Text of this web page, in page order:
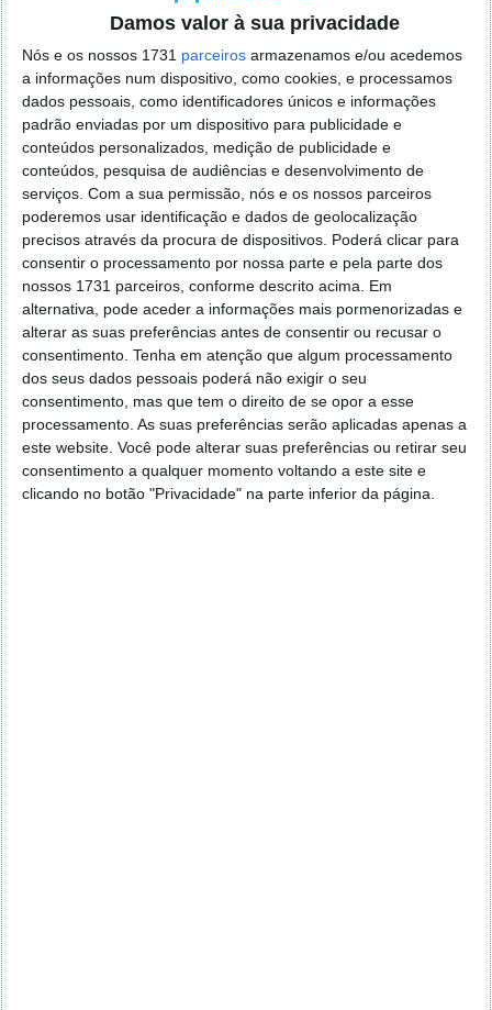
Damos valor à sua privacidade
Nós e os nossos 1731 parceiros armazenamos e/ou acedemos
a informações num dispositivo, como cookies, e processamos
dados pessoais, como identificadores únicos e informações
padrão enviadas por um dispositivo para publicidade e
conteúdos personalizados, medição de publicidade e
conteúdos, pesquisa de audiências e desenvolvimento de
serviços. Com a sua permissão, nós e os nossos parceiros
poderemos usar identificação e dados de geolocalização
precisos através da procura de dispositivos. Poderá clicar para
consentir o processamento por nossa parte e pela parte dos
nossos 1731 parceiros, conforme descrito acima. Em
alternativa, pode aceder a informações mais pormenorizadas e
alterar as suas preferências antes de consentir ou recusar o
consentimento. Tenha em atenção que algum processamento
dos seus dados pessoais poderá não exigir o seu
consentimento, mas que tem o direito de se opor a esse
processamento. As suas preferências serão aplicadas apenas a
este website. Você pode alterar suas preferências ou retirar seu
consentimento a qualquer momento voltando a este site e
clicando no botão "Privacidade" na parte inferior da página.
localizaçao referida n se encontra la nada k me permita por
o firefox como browser predefenido
Ja percorri o painel
de control tudo e nada. Tou a comecar a desesperar, ate ja
tentei apagar o explorer na tentativa de forçar o uso do
firefox mas em vao. Kaso te lembres de outra dica fico
agradecido, caso contrario obrigado a mesma
Responder
Vítor M.
7 de Novembro de 2005 às 01:39
@Reporter
Desculpa mas o link funciona. Seja como for segue por mail
o MSn Messenger 8.
Responder
Vítor M.
7 de Novembro de 2005 às 11:21
@Rui
Tens de encontrar o que te falei. Faz da seguinte maneira,
janela iniciar e no topo dessa janela com o botão direito do
rato faz propriedades. Depois no separador Menu ‘Iniciar’
clica no botão ‘Personalizar’ aí encontrarás no separador
geral a opção para escolheres o Browser com que queres